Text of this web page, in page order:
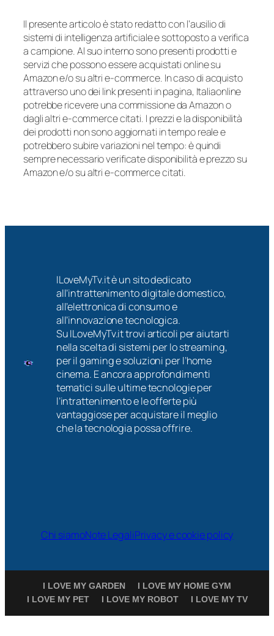
Il presente articolo è stato redatto con l’ausilio di
sistemi di intelligenza artificiale e sottoposto a verifica
a campione. Al suo interno sono presenti prodotti e
servizi che possono essere acquistati online su
Amazon e/o su altri e-commerce. In caso di acquisto
attraverso uno dei link presenti in pagina, Italiaonline
potrebbe ricevere una commissione da Amazon o
dagli altri e-commerce citati. I prezzi e la disponibilità
dei prodotti non sono aggiornati in tempo reale e
potrebbero subire variazioni nel tempo: è quindi
sempre necessario verificate disponibilità e prezzo su
Amazon e/o su altri e-commerce citati.
ILoveMyTv.it è un sito dedicato
all’intrattenimento digitale domestico,
all’elettronica di consumo e
all’innovazione tecnologica.
Su ILoveMyTv.it trovi articoli per aiutarti
nella scelta di sistemi per lo streaming,
per il gaming e soluzioni per l’home
cinema. E ancora approfondimenti
tematici sulle ultime tecnologie per
l’intrattenimento e le offerte più
vantaggiose per acquistare il meglio
che la tecnologia possa offrire.
Chi siamoNote LegaliPrivacy e cookie policy
I LOVE MY GARDEN
I LOVE MY HOME GYM
I LOVE MY PET
I LOVE MY ROBOT I LOVE MY TV